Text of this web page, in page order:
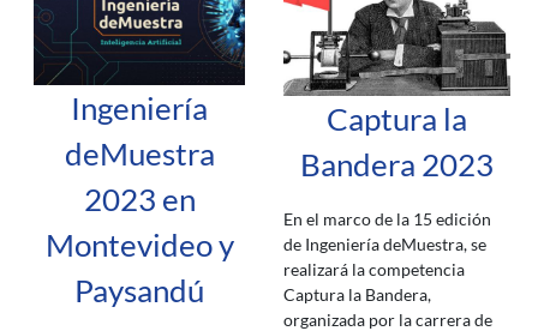
Ingeniería
deMuestra
2023 en
Montevideo y
Paysandú
Captura la
Bandera 2023
En el marco de la 15 edición
de Ingeniería deMuestra, se
realizará la competencia
Captura la Bandera,
organizada por la carrera de